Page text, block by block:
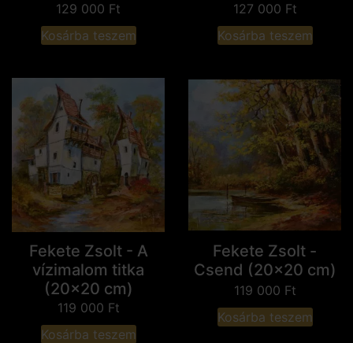
129 000 Ft
Kosárba teszem
127 000 Ft
Kosárba teszem
Fekete Zsolt - A
vízimalom titka
(20x20 cm)
119 000 Ft
Kosárba teszem
Fekete Zsolt -
Csend (20x20 cm)
119 000 Ft
Kosárba teszem